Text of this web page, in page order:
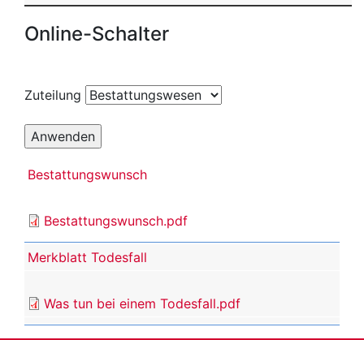
Online-Schalter
Zuteilung
Bestattungswunsch
Bestattungswunsch.pdf
Merkblatt Todesfall
Was tun bei einem Todesfall.pdf